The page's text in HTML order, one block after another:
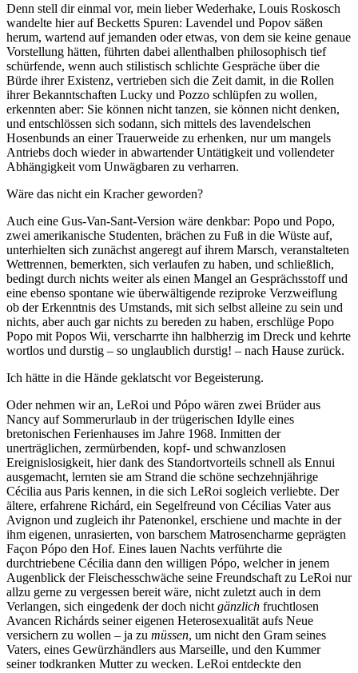
Denn stell dir einmal vor, mein lieber Wederhake, Louis Roskosch
wandelte hier auf Becketts Spuren: Lavendel und Popov säßen
herum, wartend auf jemanden oder etwas, von dem sie keine genaue
Vorstellung hätten, führten dabei allenthalben philosophisch tief
schürfende, wenn auch stilistisch schlichte Gespräche über die
Bürde ihrer Existenz, vertrieben sich die Zeit damit, in die Rollen
ihrer Bekanntschaften Lucky und Pozzo schlüpfen zu wollen,
erkennten aber: Sie können nicht tanzen, sie können nicht denken,
und entschlössen sich sodann, sich mittels des lavendelschen
Hosenbunds an einer Trauerweide zu erhenken, nur um mangels
Antriebs doch wieder in abwartender Untätigkeit und vollendeter
Abhängigkeit vom Unwägbaren zu verharren.
Wäre das nicht ein Kracher geworden?
Auch eine Gus-Van-Sant-Version wäre denkbar: Popo und Popo,
zwei amerikanische Studenten, brächen zu Fuß in die Wüste auf,
unterhielten sich zunächst angeregt auf ihrem Marsch, veranstalteten
Wettrennen, bemerkten, sich verlaufen zu haben, und schließlich,
bedingt durch nichts weiter als einen Mangel an Gesprächsstoff und
eine ebenso spontane wie überwältigende reziproke Verzweiflung
ob der Erkenntnis des Umstands, mit sich selbst alleine zu sein und
nichts, aber auch gar nichts zu bereden zu haben, erschlüge Popo
Popo mit Popos Wii, verscharrte ihn halbherzig im Dreck und kehrte
wortlos und durstig – so unglaublich durstig! – nach Hause zurück.
Ich hätte in die Hände geklatscht vor Begeisterung.
Oder nehmen wir an, LeRoi und Pópo wären zwei Brüder aus
Nancy auf Sommerurlaub in der trügerischen Idylle eines
bretonischen Ferienhauses im Jahre 1968. Inmitten der
unerträglichen, zermürbenden, kopf- und schwanzlosen
Ereignislosigkeit, hier dank des Standortvorteils schnell als Ennui
ausgemacht, lernten sie am Strand die schöne sechzehnjährige
Cécilia aus Paris kennen, in die sich LeRoi sogleich verliebte. Der
ältere, erfahrene Richárd, ein Segelfreund von Cécilias Vater aus
Avignon und zugleich ihr Patenonkel, erschiene und machte in der
ihm eigenen, unrasierten, von barschem Matrosencharme geprägten
Façon Pópo den Hof. Eines lauen Nachts verführte die
durchtriebene Cécilia dann den willigen Pópo, welcher in jenem
Augenblick der Fleischesschwäche seine Freundschaft zu LeRoi nur
allzu gerne zu vergessen bereit wäre, nicht zuletzt auch in dem
Verlangen, sich eingedenk der doch nicht gänzlich fruchtlosen
Avancen Richárds seiner eigenen Heterosexualität aufs Neue
versichern zu wollen – ja zu müssen, um nicht den Gram seines
Vaters, eines Gewürzhändlers aus Marseille, und den Kummer
seiner todkranken Mutter zu wecken. LeRoi entdeckte den